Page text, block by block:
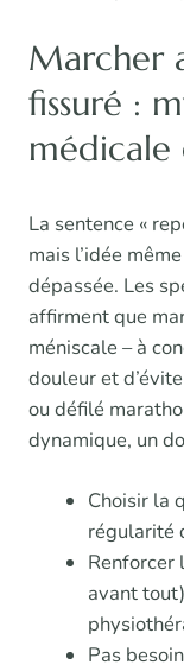
Marcher
fissuré :
médicale
La sentence «
mais l’idée
dépassée. Les
affirment que
méniscale – à
douleur et
ou défilé
dynamique, un
Choisir la
régularité
Renforcer
avant
Pas